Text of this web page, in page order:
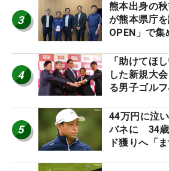
3
熊本出身の
が熊本県庁
OPEN」で
4
「助けてほ
した新規大
る男子ゴル
5
44万円に泣
バネに 34歳
ド獲りへ「